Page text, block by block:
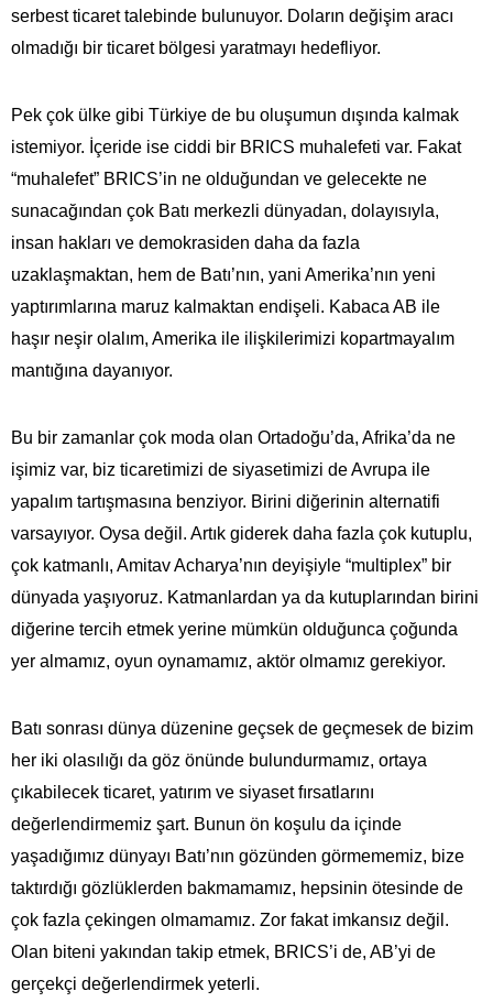
serbest ticaret talebinde bulunuyor. Doların değişim aracı
olmadığı bir ticaret bölgesi yaratmayı hedefliyor.
Pek çok ülke gibi Türkiye de bu oluşumun dışında kalmak
istemiyor. İçeride ise ciddi bir BRICS muhalefeti var. Fakat
“muhalefet” BRICS’in ne olduğundan ve gelecekte ne
sunacağından çok Batı merkezli dünyadan, dolayısıyla,
insan hakları ve demokrasiden daha da fazla
uzaklaşmaktan, hem de Batı’nın, yani Amerika’nın yeni
yaptırımlarına maruz kalmaktan endişeli. Kabaca AB ile
haşır neşir olalım, Amerika ile ilişkilerimizi kopartmayalım
mantığına dayanıyor.
Bu bir zamanlar çok moda olan Ortadoğu’da, Afrika’da ne
işimiz var, biz ticaretimizi de siyasetimizi de Avrupa ile
yapalım tartışmasına benziyor. Birini diğerinin alternatifi
varsayıyor. Oysa değil. Artık giderek daha fazla çok kutuplu,
çok katmanlı, Amitav Acharya’nın deyişiyle “multiplex” bir
dünyada yaşıyoruz. Katmanlardan ya da kutuplarından birini
diğerine tercih etmek yerine mümkün olduğunca çoğunda
yer almamız, oyun oynamamız, aktör olmamız gerekiyor.
Batı sonrası dünya düzenine geçsek de geçmesek de bizim
her iki olasılığı da göz önünde bulundurmamız, ortaya
çıkabilecek ticaret, yatırım ve siyaset fırsatlarını
değerlendirmemiz şart. Bunun ön koşulu da içinde
yaşadığımız dünyayı Batı’nın gözünden görmememiz, bize
taktırdığı gözlüklerden bakmamamız, hepsinin ötesinde de
çok fazla çekingen olmamamız. Zor fakat imkansız değil.
Olan biteni yakından takip etmek, BRICS’i de, AB’yi de
gerçekçi değerlendirmek yeterli.